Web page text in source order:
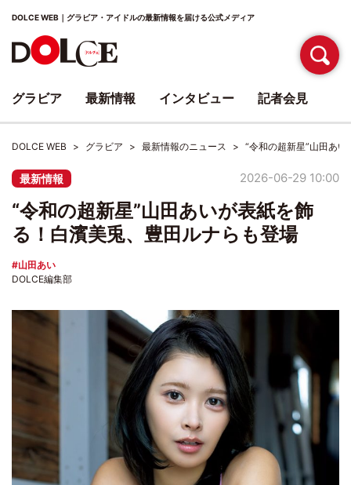
DOLCE WEB｜グラビア・アイドルの最新情報を届ける公式メディア
DOLCE WEB グラビア 最新情報のニュース “令和の超新星”山田あ
最新情報 2026-06-29 10:00
“令和の超新星”山田あいが表紙を飾
る！白濱美兎、豊田ルナらも登場
山田あい
DOLCE編集部
グラビア 最新情報 インタビュー 記者会見